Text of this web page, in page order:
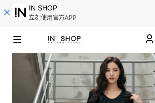
IN SHOP
立刻使用官方APP